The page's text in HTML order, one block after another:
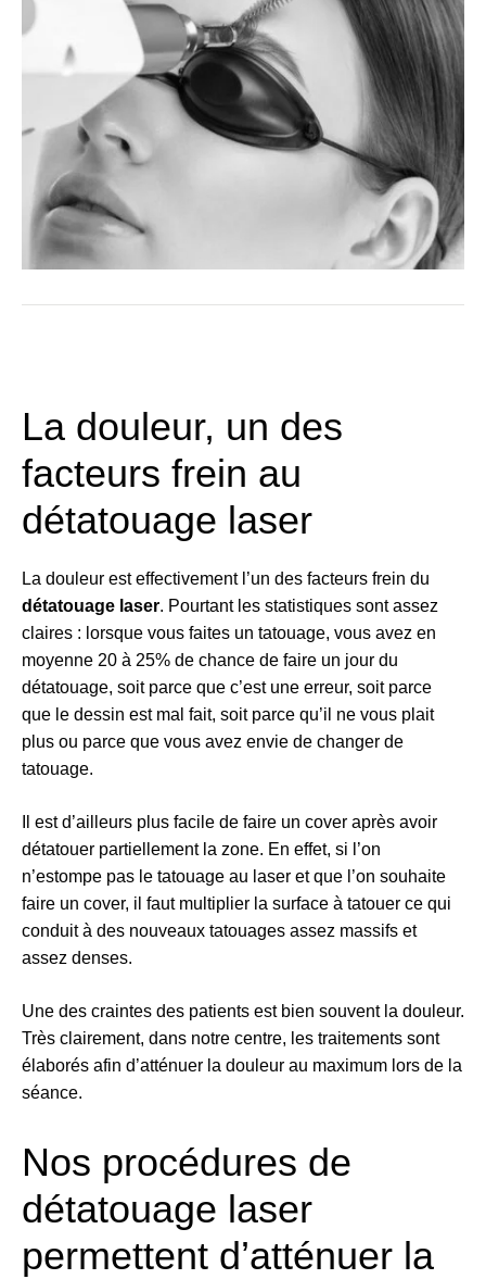
La douleur, un des
facteurs frein au
détatouage laser
La douleur est effectivement l’un des facteurs frein du
détatouage laser. Pourtant les statistiques sont assez
claires : lorsque vous faites un tatouage, vous avez en
moyenne 20 à 25% de chance de faire un jour du
détatouage, soit parce que c’est une erreur, soit parce
que le dessin est mal fait, soit parce qu’il ne vous plait
plus ou parce que vous avez envie de changer de
tatouage.
Il est d’ailleurs plus facile de faire un cover après avoir
détatouer partiellement la zone. En effet, si l’on
n’estompe pas le tatouage au laser et que l’on souhaite
faire un cover, il faut multiplier la surface à tatouer ce qui
conduit à des nouveaux tatouages assez massifs et
assez denses.
Une des craintes des patients est bien souvent la douleur.
Très clairement, dans notre centre, les traitements sont
élaborés afin d’atténuer la douleur au maximum lors de la
séance.
Nos procédures de
détatouage laser
permettent d’atténuer la